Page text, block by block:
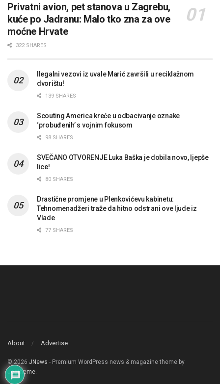
Privatni avion, pet stanova u Zagrebu,
kuće po Jadranu: Malo tko zna za ove
moćne Hrvate
322 SHARES
Ilegalni vezovi iz uvale Marić završili u reciklažnom
dvorištu!
139 SHARES
Scouting America kreće u odbacivanje oznake
‘probuđenih’ s vojnim fokusom
98 SHARES
SVEČANO OTVORENJE Luka Baška je dobila novo, ljepše
lice!
80 SHARES
Drastične promjene u Plenkovićevu kabinetu:
Tehnomenadžeri traže da hitno odstrani ove ljude iz
Vlade
77 SHARES
About Advertise
© 2026 JNews - Premium WordPress news & magazine theme by
Jegtheme.